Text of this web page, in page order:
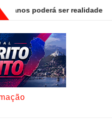
realidade Como